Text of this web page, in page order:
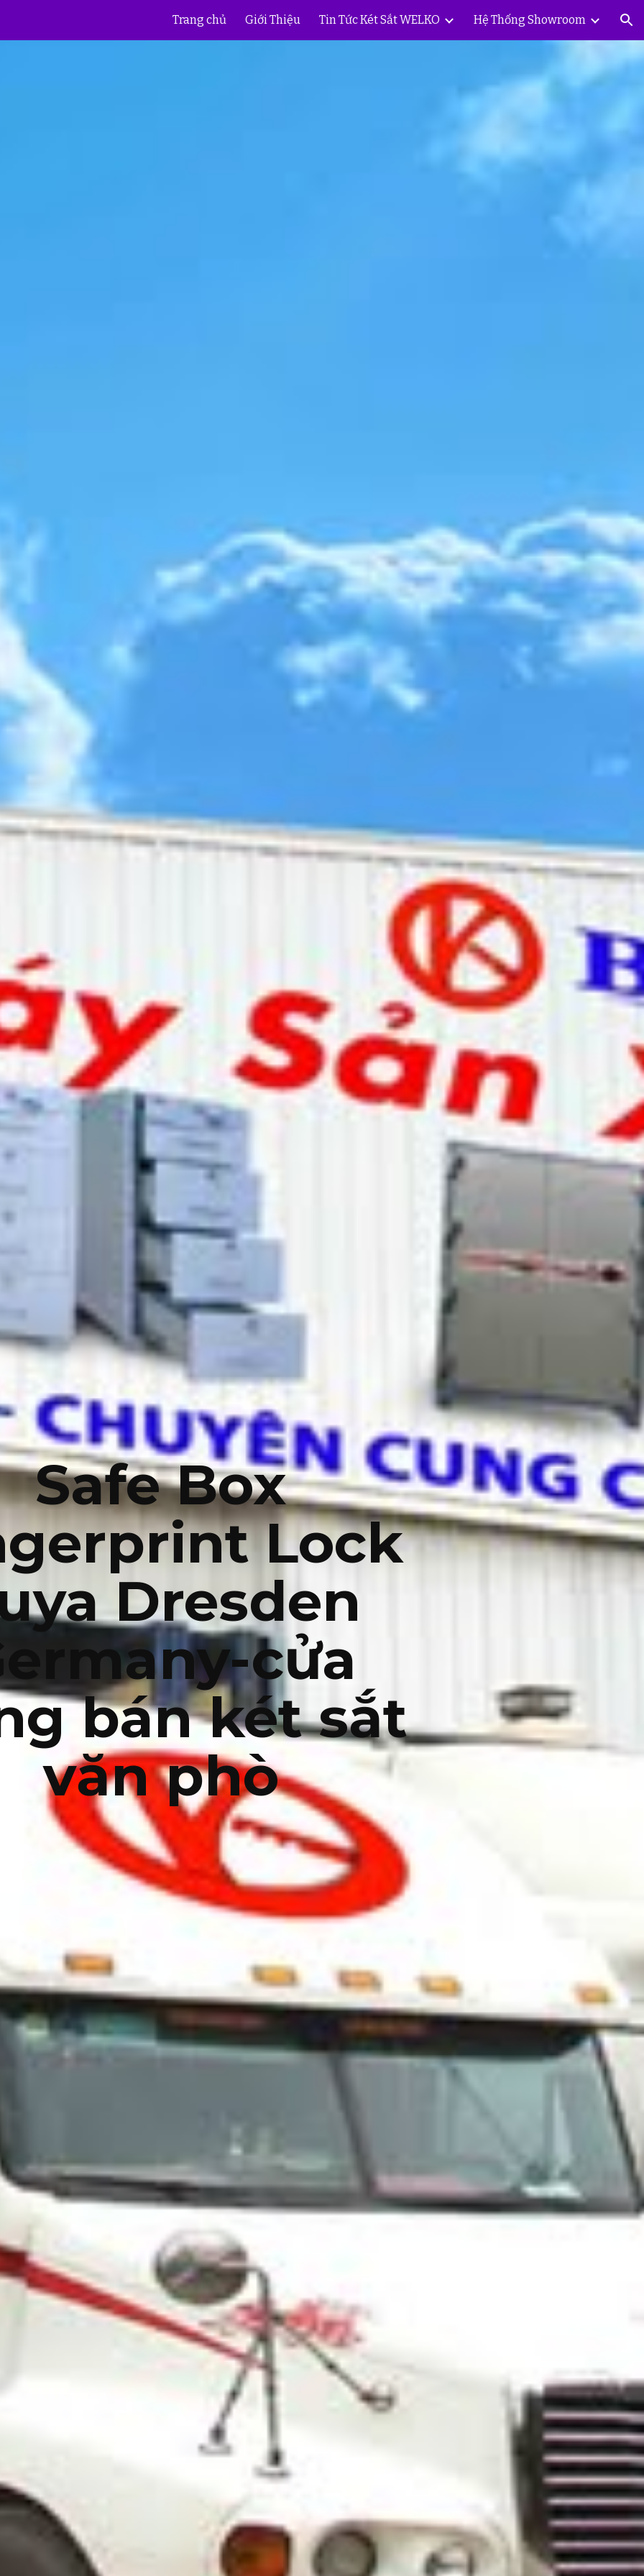
Skip to navigation
Trang chủ Giới Thiệu Tin Tức Két Sắt WELKO Hệ Thống Showroom
Safe Box
Lock
Dresden
cửa
bán két sắt
văn phò